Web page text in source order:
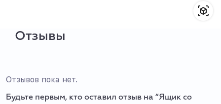
Отзывы
Отзывов пока нет.
Будьте первым, кто оставил отзыв на “Ящик со